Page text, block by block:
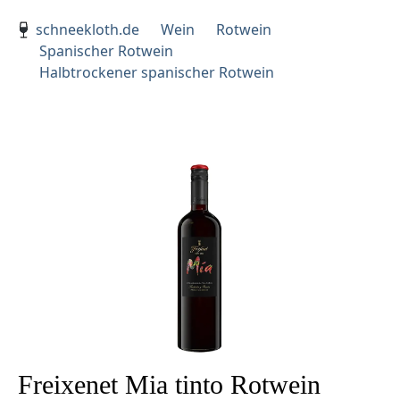
schneekloth.de
Wein
Rotwein
Spanischer Rotwein
Halbtrockener spanischer Rotwein
Bildergalerie überspringen
Freixenet Mia tinto Rotwein